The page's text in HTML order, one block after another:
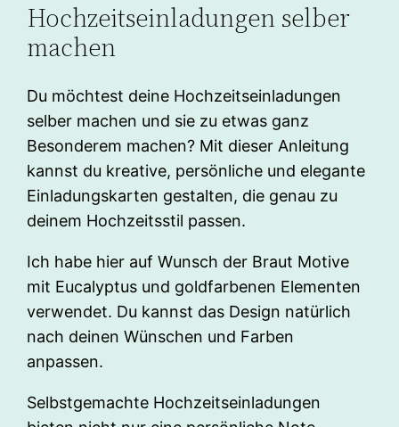
Hochzeitseinladungen selber
machen
Du möchtest deine Hochzeitseinladungen
selber machen und sie zu etwas ganz
Besonderem machen? Mit dieser Anleitung
kannst du kreative, persönliche und elegante
Einladungskarten gestalten, die genau zu
deinem Hochzeitsstil passen.
Ich habe hier auf Wunsch der Braut Motive
mit Eucalyptus und goldfarbenen Elementen
verwendet. Du kannst das Design natürlich
nach deinen Wünschen und Farben
anpassen.
Selbstgemachte Hochzeitseinladungen